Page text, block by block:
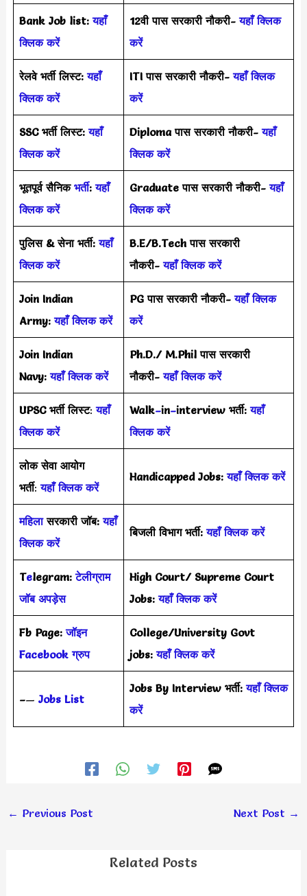
Bank Job list: यहाँ
क्लिक करें
12वी पास सरकारी नौकरी- यहाँ क्लिक
करें
रेलवे भर्ती लिस्ट: यहाँ
क्लिक करें
ITI पास सरकारी नौकरी- यहाँ क्लिक
करें
SSC भर्ती लिस्ट: यहाँ
क्लिक करें
Diploma पास सरकारी नौकरी- यहाँ
क्लिक करें
भूतपूर्व सैनिक भर्ती: यहाँ
क्लिक करें
Graduate पास सरकारी नौकरी- यहाँ
क्लिक करें
पुलिस & सेना भर्ती: यहाँ
क्लिक करें
B.E/B.Tech पास सरकारी
नौकरी- यहाँ क्लिक करें
Join Indian
Army:यहाँ क्लिक करें
PG पास सरकारी नौकरी- यहाँ क्लिक
करें
Join Indian
Navy:यहाँ क्लिक करें
Ph.D./ M.Phil पास सरकारी
नौकरी- यहाँ क्लिक करें
UPSC भर्ती लिस्ट:यहाँ
क्लिक करें
Walk–in–interview भर्ती:यहाँ
क्लिक करें
लोक सेवा आयोग
भर्ती:यहाँ क्लिक करें
Handicapped Jobs:यहाँ क्लिक करें
महिलासरकारी जॉब: यहाँ
क्लिक करें
बिजली विभाग भर्ती:यहाँ क्लिक करें
Telegram: टेलीग्राम
जॉब अपड़ेस
High Court/ Supreme Court
Jobs:यहाँ क्लिक करें
Fb Page:जॉइन
Facebook ग्रुप
College/University Govt
jobs:यहाँ क्लिक करें
–— Jobs List
Jobs By Interview भर्ती:यहाँ क्लिक
करें
← Previous Post Next Post →
Related Posts